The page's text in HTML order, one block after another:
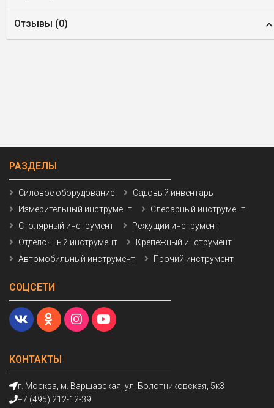
Отзывы (0)
КОНТАКТЫ
г. Москва, м. Варшавская, ул. Болотниковская, 5к3
+7 (495) 212-12-39
РАЗДЕЛЫ
Силовое оборудование
Садовый инвентарь
Измерительный инструмент
Слесарный инструмент
Столярный инструмент
Режущий инструмент
Отделочный инструмент
Крепежный инструмент
Автомобильный инструмент
Прочий инструмент
СОЦСЕТИ